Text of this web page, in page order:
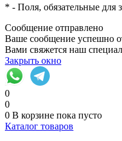
* - Поля, обязательные для
Сообщение отправлено
Ваше сообщение успешно
Вами свяжется наш
Закрыть окно
0
0
0 В корзине пока пусто
Каталог товаров